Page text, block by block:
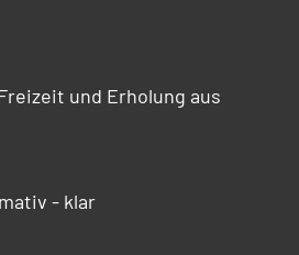
und Erholung aus
- klar